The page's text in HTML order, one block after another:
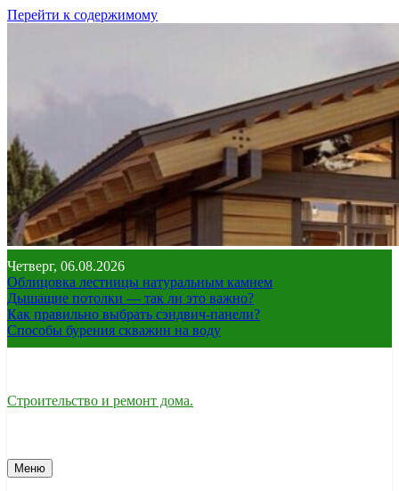
Перейти к содержимому
Четверг, 06.08.2026
Облицовка лестницы натуральным камнем
Дышащие потолки — так ли это важно?
Как правильно выбрать сэндвич-панели?
Способы бурения скважин на воду
Строительство и ремонт дома.
Меню